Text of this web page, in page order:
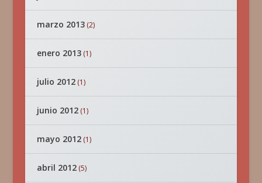
marzo 2013(2)
enero 2013(1)
julio 2012(1)
junio 2012(1)
mayo 2012(1)
abril 2012(5)